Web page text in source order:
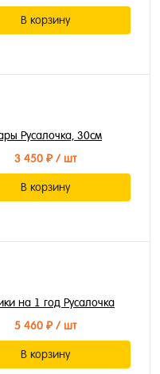
В корзину
Русалочка, 30см
3 450 ₽/ шт
В корзину
на 1 год Русалочка
5 460 ₽/ шт
В корзину